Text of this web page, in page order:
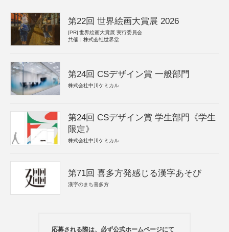
第22回 世界絵画大賞展 2026
[PR] 世界絵画大賞展 実行委員会
共催：株式会社世界堂
第24回 CSデザイン賞 一般部門
株式会社中川ケミカル
第24回 CSデザイン賞 学生部門《学生
限定》
株式会社中川ケミカル
第71回 喜多方発感じる漢字あそび
漢字のまち喜多方
応募される際は、必ず公式ホームページにて